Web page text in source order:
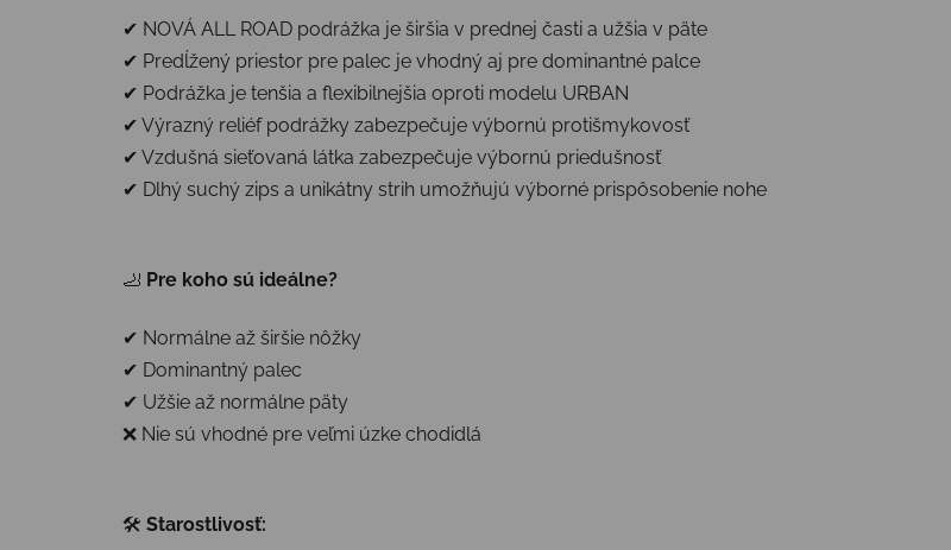
✔ NOVÁ ALL ROAD podrážka je širšia v prednej časti a užšia v päte
✔ Predĺžený priestor pre palec je vhodný aj pre dominantné palce
✔ Podrážka je tenšia a flexibilnejšia oproti modelu URBAN
✔ Výrazný reliéf podrážky zabezpečuje výbornú protišmykovosť
✔ Vzdušná sieťovaná látka zabezpečuje výbornú priedušnosť
✔ Dlhý suchý zips a unikátny strih umožňujú výborné prispôsobenie nohe
🦶 Pre koho sú ideálne?
✔ Normálne až širšie nôžky
✔ Dominantný palec
✔ Užšie až normálne päty
❌ Nie sú vhodné pre veľmi úzke chodidlá
🛠 Starostlivosť: